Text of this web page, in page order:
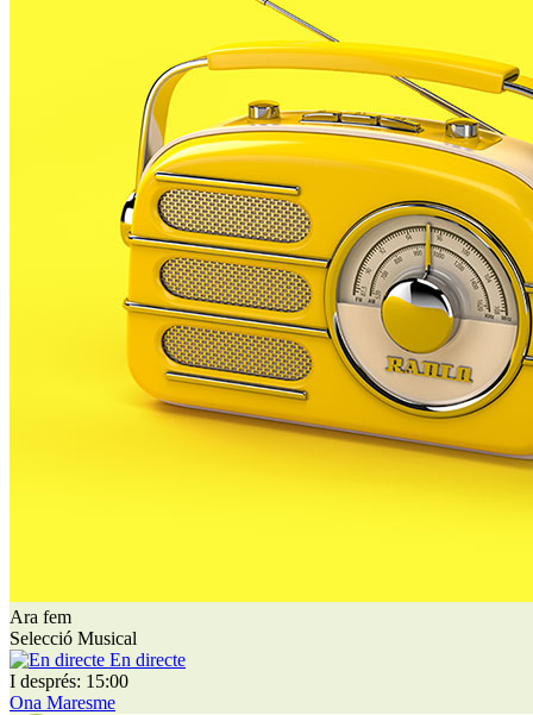
Ara fem
Selecció Musical
En directe
I després: 15:00
Ona Maresme
Els trens de les línies R1, R3 i R4 que circulen en
sentit nord circulen amb vint minuts de retard
aquest dijous al matí a causa d’un tren avariat a la via
vuit de l’Estació de Sants de Barcelona, que és la que
connecta amb Plaça Catalunya, Arc de Triomf i Sant
Andreu Arenal. La incidència ha començat a les 7:55
hores i els tècnics de la companyia ferroviària estan
treballant per solucionar la incidència i retirar el
comboi de la via.
Mentrestant els trens de l’R1, l’R3 i l’R4 es desvien
per altres vies de l’Estació de Sants, cosa que
comporta retards en el servei.